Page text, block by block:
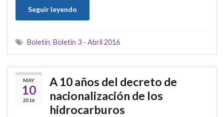
Seguir leyendo
Boletín, Boletín 3 - Abril 2016
MAY
10
2016
A 10 años del decreto de
nacionalización de los
hidrocarburos